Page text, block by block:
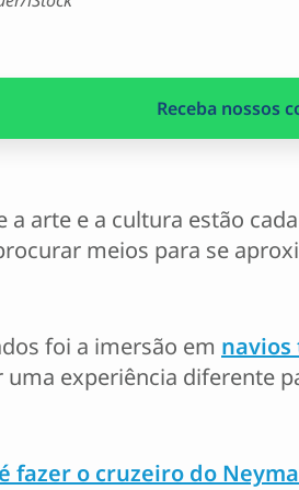
Receba nossos
a arte e a cultura estão
meios para se
foi a imersão em navios
experiência diferente
fazer o cruzeiro do